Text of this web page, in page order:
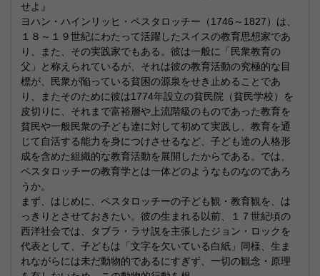
せよ』
ヨハン・ハインリッヒ・ペスタロッチー（1746～1827）は、
１８～１９世紀にわたって活躍したスイスの教育思想家であ
り、また、その実践家でもある。彼は一般に「民衆教育の
父」と称えられているが、それは彼の教育活動の究極的な目
標が、民衆が陥っている貧困の源泉をせき止めることであ
り、またそのために彼は1774年設立の貧民院（貧民学校）を
皮切りに、それまで富裕層や上流階級のものであった教育を
貧民や一般民衆の子ども達に対して初めて実践し、教育を通
じて自活する能力を身につけさせるなど、子ども達の人格形
成を含めた組織的な教育活動を展開したからである。では、
ペスタロッチーの教育学とは一体どのようなものなのであろ
うか。
まず、はじめに、ペスタロッチーの子ども観・教育観を、は
っきりとさせておきたい。彼の生まれる以前、１７世紀頃の
西洋社会では、タブラ・ラサ説を主張したジョン・ロックを
代表として、子どもは「文字を欠いている白紙」同様、生ま
れながらには未だ動物的であるにすぎず、一切の観念・原理